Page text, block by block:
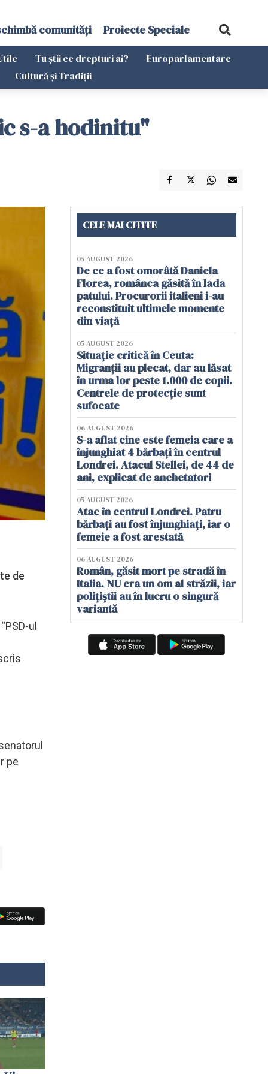
comunități Proiecte Speciale
Tu știi ce drepturi ai?
Europarlamentare
Cultură și Tradiții
s-a hodinitu"
de
ul
pe
CELE MAI CITITE
05 AUGUST 2026
De ce a fost omorâtă Daniela
Florea, românca găsită în lada
patului. Procurorii italieni i-au
reconstituit ultimele momente
din viață
05 AUGUST 2026
Situație critică în Ceuta:
Migranții au plecat, dar au lăsat
în urma lor peste 1.000 de copii.
Centrele de protecție sunt
sufocate
06 AUGUST 2026
S-a aflat cine este femeia care a
înjunghiat 4 bărbați în centrul
Londrei. Atacul Stellei, de 44 de
ani, explicat de anchetatori
05 AUGUST 2026
Atac în centrul Londrei. Patru
bărbați au fost înjunghiați, iar o
femeie a fost arestată
06 AUGUST 2026
Român, găsit mort pe stradă în
Italia. NU era un om al străzii, iar
polițiștii au în lucru o singură
variantă